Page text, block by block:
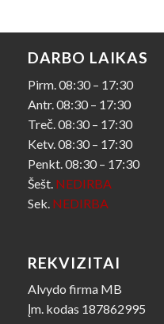
DARBO LAIKAS
Pirm. 08:30 – 17:30
Antr. 08:30 – 17:30
Treč. 08:30 – 17:30
Ketv. 08:30 – 17:30
Penkt. 08:30 – 17:30
Šešt. NEDIRBA
Sek. NEDIRBA
REKVIZITAI
Alvydo firma MB
Įm. kodas 187862995